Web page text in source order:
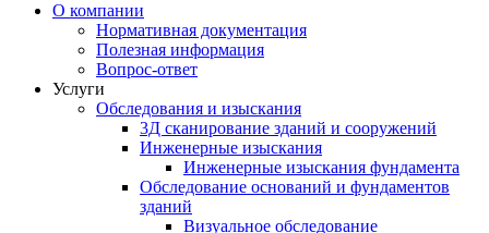
О компании
Нормативная документация
Полезная информация
Вопрос-ответ
Услуги
Обследования и изыскания
3Д сканирование зданий и сооружений
Инженерные изыскания
Инженерные изыскания фундамента
Обследование оснований и фундаментов
зданий
Визуальное обследование